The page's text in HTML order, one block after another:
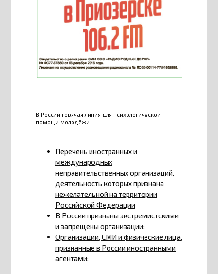
В России горячая линия для психологической
помощи молодёжи
Перечень иностранных и
международных
неправительственных организаций,
деятельность которых признана
нежелательной на территории
Российской Федерации
В России признаны экстремистскими
и запрещены организации:
Организации, СМИ и физические лица,
признанные в России иностранными
агентами: